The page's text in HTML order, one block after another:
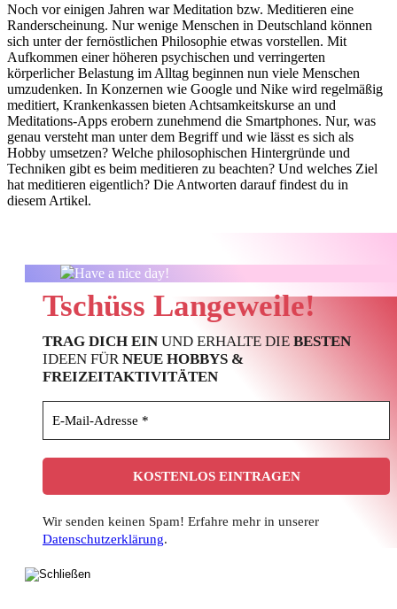
Noch vor einigen Jahren war Meditation bzw. Meditieren eine
Randerscheinung. Nur wenige Menschen in Deutschland können
sich unter der fernöstlichen Philosophie etwas vorstellen. Mit
Aufkommen einer höheren psychischen und verringerten
körperlicher Belastung im Alltag beginnen nun viele Menschen
umzudenken. In Konzernen wie Google und Nike wird regelmäßig
meditiert, Krankenkassen bieten Achtsamkeitskurse an und
Meditations-Apps erobern zunehmend die Smartphones. Nur, was
genau versteht man unter dem Begriff und wie lässt es sich als
Hobby umsetzen? Welche philosophischen Hintergründe und
Techniken gibt es beim meditieren zu beachten? Und welches Ziel
hat meditieren eigentlich? Die Antworten darauf findest du in
diesem Artikel.
Tschüss Langeweile!
TRAG DICH EIN UND ERHALTE DIE BESTEN
IDEEN FÜRNEUE HOBBYS &
FREIZEITAKTIVITÄTEN
Wir senden keinen Spam! Erfahre mehr in unserer
Datenschutzerklärung.